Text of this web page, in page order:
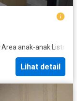
·Area anak-anak· Listrik
Lihat detail